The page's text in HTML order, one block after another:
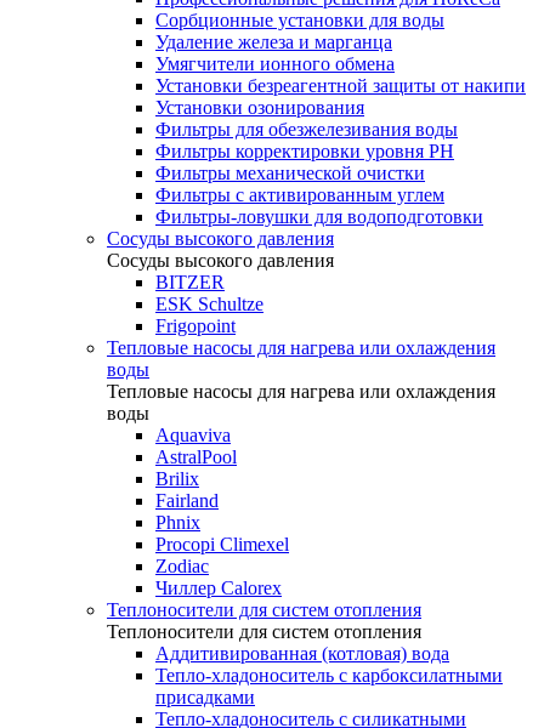
Сорбционные установки для воды
Удаление железа и марганца
Умягчители ионного обмена
Установки безреагентной защиты от накипи
Установки озонирования
Фильтры для обезжелезивания воды
Фильтры корректировки уровня PH
Фильтры механической очистки
Фильтры с активированным углем
Фильтры-ловушки для водоподготовки
Сосуды высокого давления
Сосуды высокого давления
BITZER
ESK Schultze
Frigopoint
Тепловые насосы для нагрева или охлаждения
воды
Тепловые насосы для нагрева или охлаждения
воды
Aquaviva
AstralPool
Brilix
Fairland
Phnix
Procopi Climexel
Zodiac
Чиллер Calorex
Теплоносители для систем отопления
Теплоносители для систем отопления
Аддитивированная (котловая) вода
Тепло-хладоноситель с карбоксилатными
присадками
Тепло-хладоноситель с силикатными